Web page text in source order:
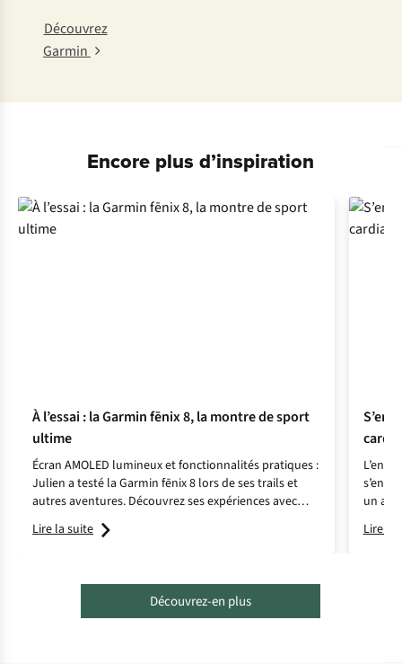
Découvrez
Garmin
Encore plus d’inspiration
À l’essai : la Garmin fēnix 8, la montre de sport
ultime
Écran AMOLED lumineux et fonctionnalités pratiques :
Julien a testé la Garmin fēnix 8 lors de ses trails et
autres aventures. Découvrez ses expériences avec
cette montre de sport haut de gamme au poignet.
Lire la suite
un
Lire la
Découvrez-en plus